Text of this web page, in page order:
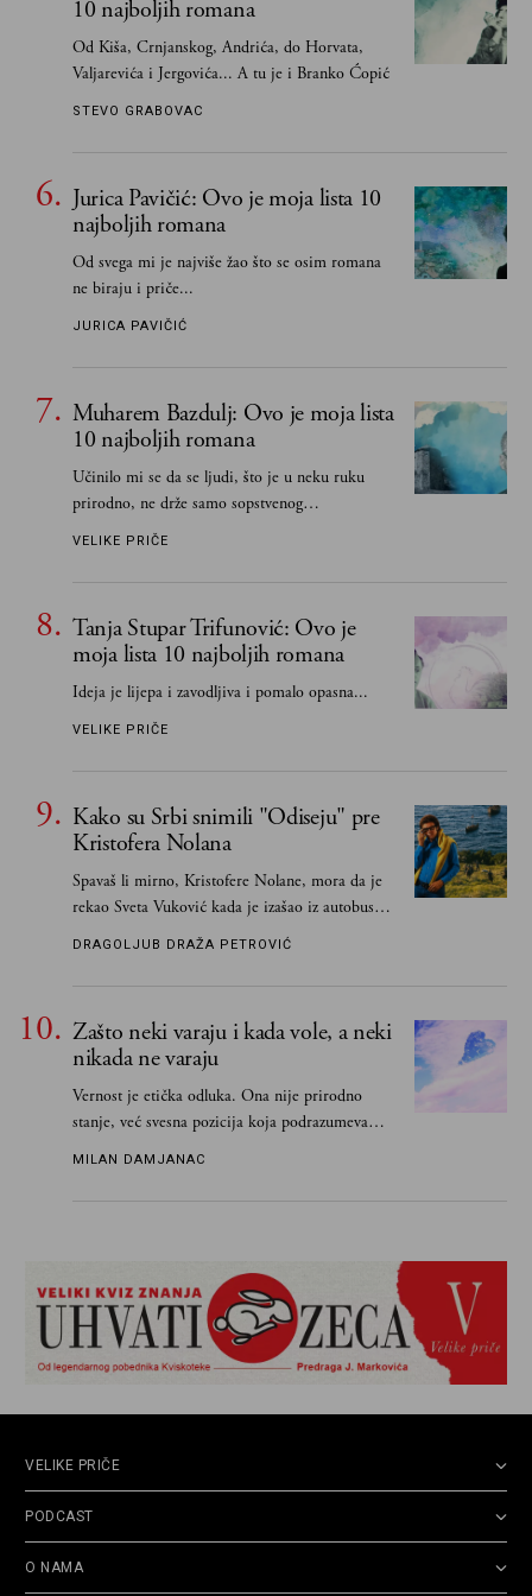
10 najboljih romana
Od Kiša, Crnjanskog, Andrića, do Horvata,
Valjarevića i Jergovića... A tu je i Branko Ćopić
STEVO GRABOVAC
Jurica Pavičić: Ovo je moja lista 10
najboljih romana
Od svega mi je najviše žao što se osim romana
ne biraju i priče...
JURICA PAVIČIĆ
Muharem Bazdulj: Ovo je moja lista
10 najboljih romana
Učinilo mi se da se ljudi, što je u neku ruku
prirodno, ne drže samo sopstvenog
senzibiliteta... Pokušao sam (biće, samo
VELIKE PRIČE
Tanja Stupar Trifunović: Ovo je
moja lista 10 najboljih romana
Ideja je lijepa i zavodljiva i pomalo opasna...
VELIKE PRIČE
Kako su Srbi snimili "Odiseju" pre
Kristofera Nolana
Spavaš li mirno, Kristofere Nolane, mora da je
rekao Sveta Vuković kada je izašao iz autobusa i
čim je stigao kući pozvao Vojkana
DRAGOLJUB DRAŽA PETROVIĆ
Zašto neki varaju i kada vole, a neki
nikada ne varaju
Vernost je etička odluka. Ona nije prirodno
stanje, već svesna pozicija koja podrazumeva
MILAN DAMJANAC
VELIKE PRIČE
PODCAST
O NAMA